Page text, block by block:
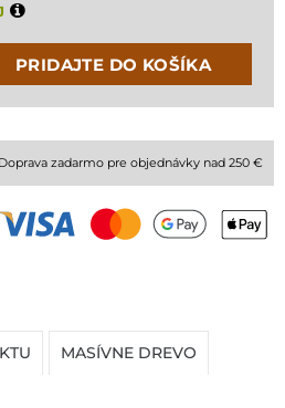
PRIDAJTE DO KOŠÍKA
Doprava zadarmo pre objednávky nad 250 €
MASÍVNE DREVO